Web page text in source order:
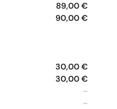
89,00 €
90,00 €
30,00 €
30,00 €
–
–